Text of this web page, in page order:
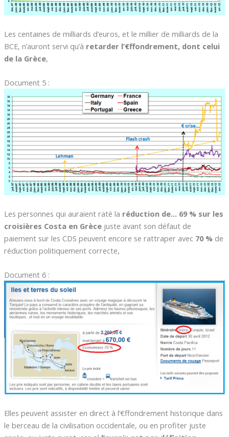
Les centaines de milliards d’euros, et le millier de milliards de la
BCE, n’auront servi qu’à retarder l’€ffondrement, dont celui
de la Grèce,
Document 5 :
Les personnes qui auraient raté la réduction de… 69 % sur les
croisières Costa en Grèce juste avant son défaut de
paiement sur les CDS peuvent encore se rattraper avec 70 % de
réduction politiquement correcte,
Document 6 :
Elles peuvent assister en direct à l’€ffondrement historique dans
le berceau de la civilisation occidentale, ou en profiter juste